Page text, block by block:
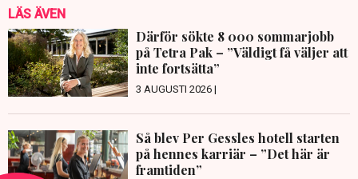
LÄS ÄVEN
Därför sökte 8 000 sommarjobb
på Tetra Pak – ”Väldigt få väljer att
inte fortsätta”
3 AUGUSTI 2026 |
Så blev Per Gessles hotell starten
på hennes karriär – ”Det här är
framtiden”